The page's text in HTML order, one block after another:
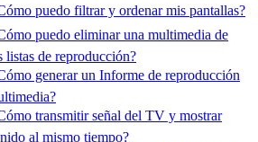
puedo filtrar y ordenar mis pantallas?
puedo eliminar una multimedia de
listas de reproducción?
generar un Informe de reproducción
transmitir señal del TV y mostrar
al mismo tiempo?